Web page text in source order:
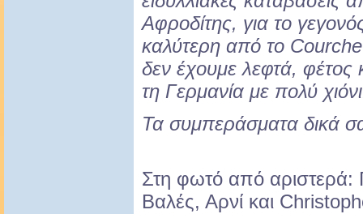
Αφροδίτης, για το
καλύτερη από το
δεν έχουμε λεφτά,
τη Γερμανία με πολύ
Τα συμπεράσματα δικά
Στη φωτό από αριστερά:
Βαλές, Αρνί και